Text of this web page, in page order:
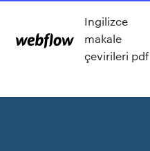
Ingilizce
makale
çevirileri pdf